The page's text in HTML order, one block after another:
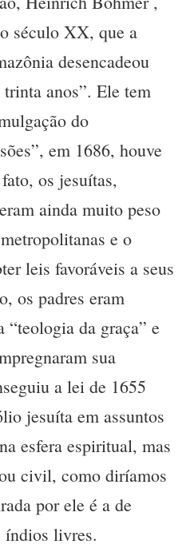
século XX, que a
desencadeou
anos”. Ele tem
do
em 1686, houve
os jesuítas,
ainda muito peso
e o
leis favoráveis a seus
os padres eram
“teologia da graça” e
sua
a lei de 1655
jesuíta em assuntos
esfera espiritual, mas
civil, como diríamos
por ele é a de
índios livres.